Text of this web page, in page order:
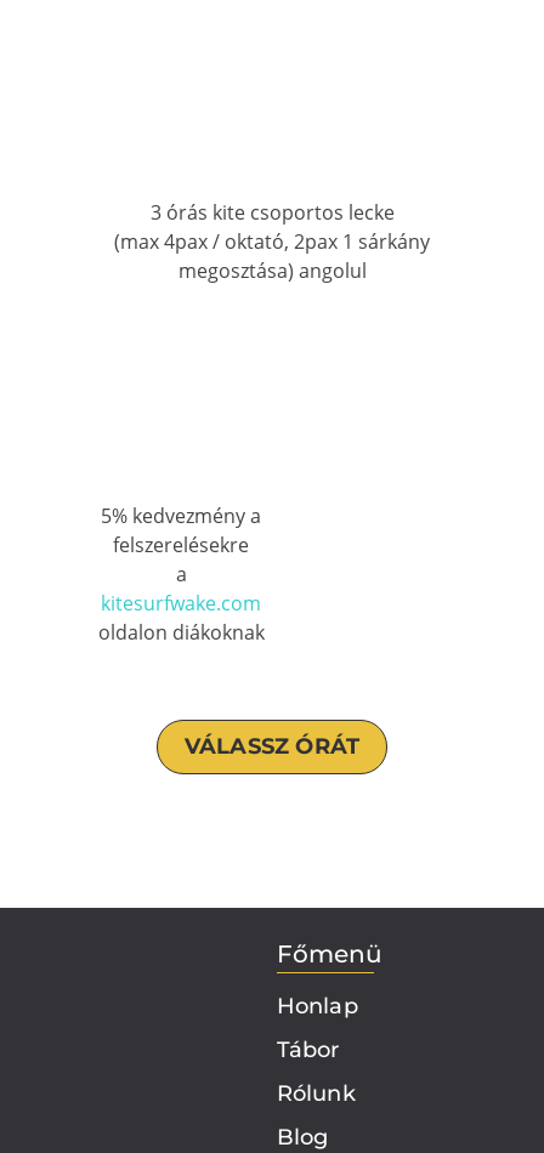
3 órás kite csoportos lecke
(max 4pax / oktató, 2pax 1 sárkány
megosztása) angolul
5% kedvezmény a
felszerelésekre
a
kitesurfwake.com
oldalon diákoknak
VÁLASSZ ÓRÁT
Főmenü
Honlap
Tábor
Rólunk
Blog